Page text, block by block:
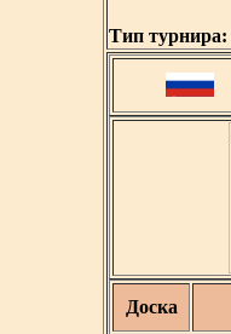
Тип турнира:
Доска